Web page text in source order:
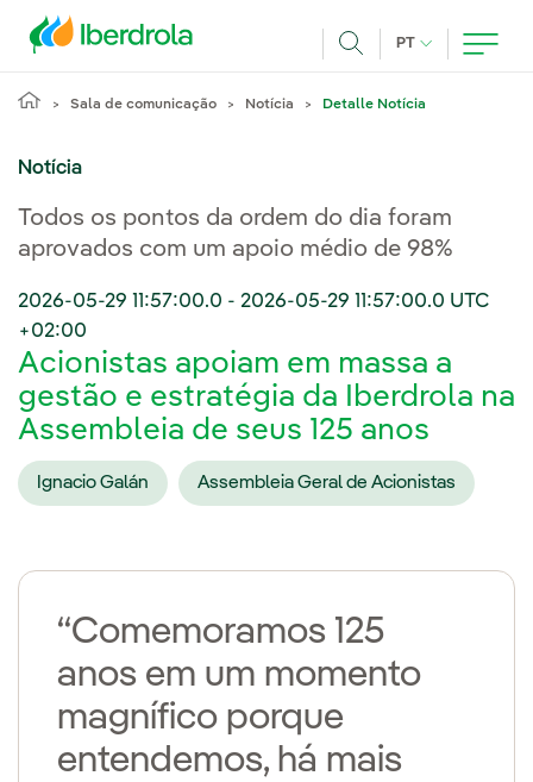
PT IDIOMA ATUAL,
Sala de comunicação Notícia Detalle Notícia
Notícia
Todos os pontos da ordem do dia foram
aprovados com um apoio médio de 98%
2026-05-29 11:57:00.0 - 2026-05-29 11:57:00.0 UTC
+02:00
Acionistas apoiam em massa a
gestão e estratégia da Iberdrola na
Assembleia de seus 125 anos
Ignacio Galán Assembleia Geral de Acionistas
“Comemoramos 125
anos em um momento
magnífico porque
entendemos, há mais